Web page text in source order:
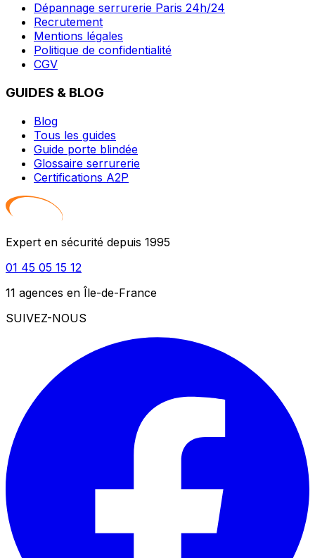
Dépannage serrurerie Paris 24h/24
Recrutement
Mentions légales
Politique de confidentialité
CGV
GUIDES & BLOG
Blog
Tous les guides
Guide porte blindée
Glossaire serrurerie
Certifications A2P
Expert en sécurité depuis 1995
01 45 05 15 12
11 agences en Île-de-France
SUIVEZ-NOUS